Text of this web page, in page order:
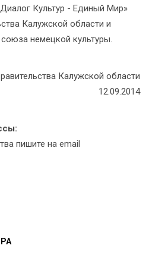
Культур - Единый Мир»
Калужской области и
немецкой культуры.
Калужской области
12.09.2014
пишите на email